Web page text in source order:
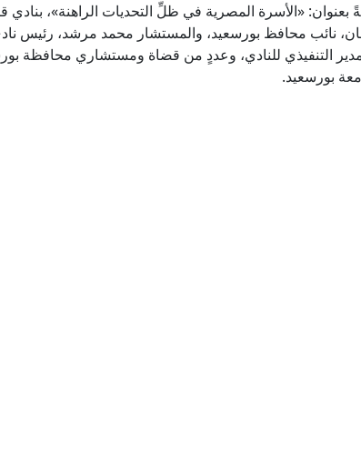
بعنوان: «الأسرة المصرية في ظلِّ التحديات الراهنة»،
نائب محافظ بورسعيد، والمستشار محمد مرشد، رئيس
التنفيذي للنادي، وعددٍ من قضاة ومستشاري محافظة
بورسعيد.